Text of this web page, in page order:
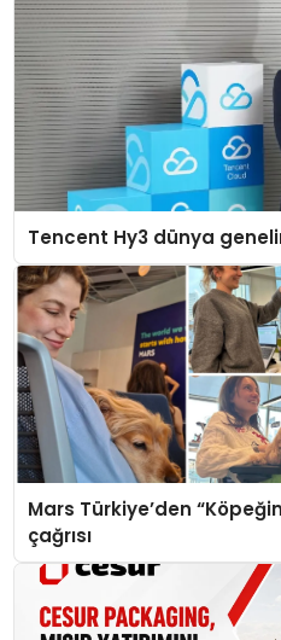
Tencent Hy3 dünya
Mars Türkiye’den
çağrısı